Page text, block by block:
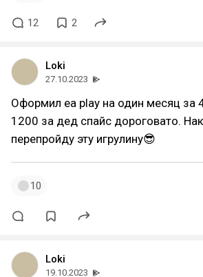
12 2
Loki
27.10.2023
Оформил еа play на один месяц за
1200 за дед спайс дороговато.
перепройду эту игрулину😎
10
Loki
19.10.2023